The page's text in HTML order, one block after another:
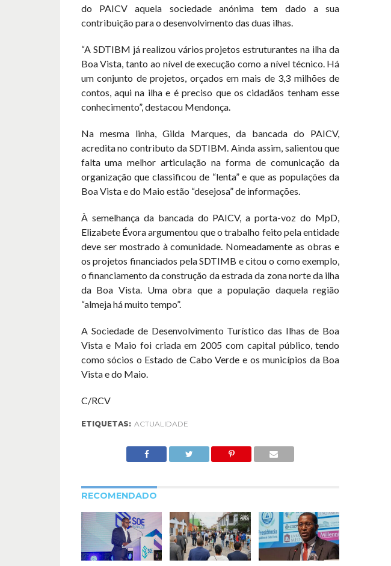
do PAICV aquela sociedade anónima tem dado a sua
contribuição para o desenvolvimento das duas ilhas.
“A SDTIBM já realizou vários projetos estruturantes na ilha da
Boa Vista, tanto ao nível de execução como a nível técnico. Há
um conjunto de projetos, orçados em mais de 3,3 milhões de
contos, aqui na ilha e é preciso que os cidadãos tenham esse
conhecimento”, destacou Mendonça.
Na mesma linha, Gilda Marques, da bancada do PAICV,
acredita no contributo da SDTIBM. Ainda assim, salientou que
falta uma melhor articulação na forma de comunicação da
organização que classificou de “lenta” e que as populações da
Boa Vista e do Maio estão “desejosa” de informações.
À semelhança da bancada do PAICV, a porta-voz do MpD,
Elizabete Évora argumentou que o trabalho feito pela entidade
deve ser mostrado à comunidade. Nomeadamente as obras e
os projetos financiados pela SDTIMB e citou o como exemplo,
o financiamento da construção da estrada da zona norte da ilha
da Boa Vista. Uma obra que a população daquela região
“almeja há muito tempo”.
A Sociedade de Desenvolvimento Turístico das Ilhas de Boa
Vista e Maio foi criada em 2005 com capital público, tendo
como sócios o Estado de Cabo Verde e os municípios da Boa
Vista e do Maio.
C/RCV
ETIQUETAS: ACTUALIDADE
RECOMENDADO